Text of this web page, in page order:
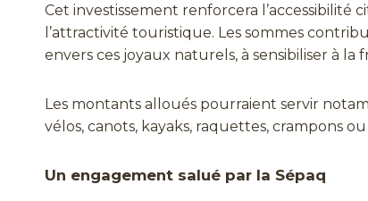
Cet investissement renforcera
l’attractivité touristique. Les sommes
envers ces joyaux naturels, à sensibiliser à
Les montants alloués pourraient servir
vélos, canots, kayaks, raquettes, crampons
Un engagement salué par la Sépaq